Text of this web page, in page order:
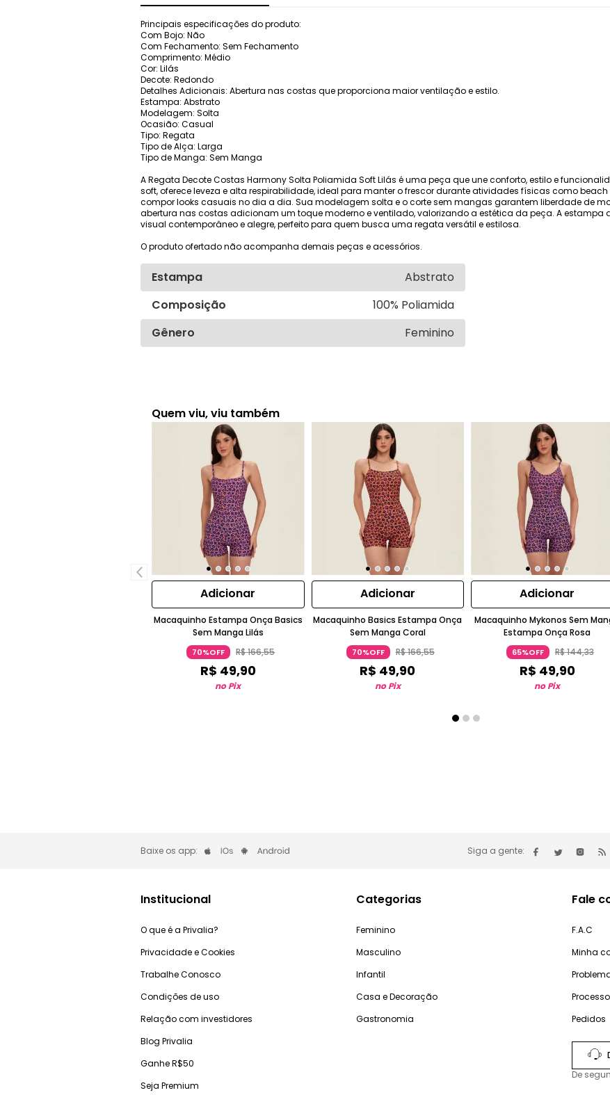
Principais especificações do produto:
Com Bojo: Não
Com Fechamento: Sem Fechamento
Comprimento: Médio
Cor: Lilás
Decote: Redondo
Detalhes Adicionais: Abertura nas costas que proporciona maior ventilação e estilo.
Estampa: Abstrato
Modelagem: Solta
Ocasião: Casual
Tipo: Regata
Tipo de Alça: Larga
Tipo de Manga: Sem Manga
A Regata Decote Costas Harmony Solta Poliamida Soft Lilás é uma peça que une conforto, estilo e
soft, oferece leveza e alta respirabilidade, ideal para manter o frescor durante atividades físicas como
compor looks casuais no dia a dia. Sua modelagem solta e o corte sem mangas garantem liberdade de
abertura nas costas adicionam um toque moderno e ventilado, valorizando a estética da peça. A estampa
visual contemporâneo e alegre, perfeito para quem busca uma regata versátil e estilosa.
O produto ofertado não acompanha demais peças e acessórios.
Estampa
Abstrato
Composição
100% Poliamida
Gênero
Feminino
Quem viu, viu também
Adicionar
Macaquinho Estampa Onça Basics
Sem Manga Lilás
70%OFF R$166,55
R$ 49,90
no Pix
Adicionar
Macaquinho Basics Estampa Onça
Sem Manga Coral
70%OFF R$166,55
R$ 49,90
no Pix
Adicionar
Macaquinho Mykonos Sem
Estampa Onça Rosa
65%OFF R$144,33
R$ 49,90
no Pix
Baixe os app: Siga a gente:
Institucional
O que é a Privalia?
Privacidade e Cookies
Trabalhe Conosco
Condições de uso
Relação com investidores
Blog Privalia
Ganhe R$50
Seja Premium
Categorias
Feminino
Masculino
Infantil
Casa e Decoração
Gastronomia
Fale
F.A.C
Minha
Pedidos
De